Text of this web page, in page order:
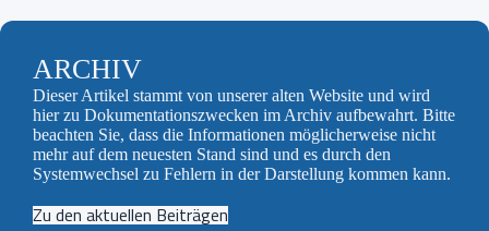
ARCHIV
Dieser Artikel stammt von unserer alten Website und wird
hier zu Dokumentationszwecken im Archiv aufbewahrt. Bitte
beachten Sie, dass die Informationen möglicherweise nicht
mehr auf dem neuesten Stand sind und es durch den
Systemwechsel zu Fehlern in der Darstellung kommen kann.
Zu den aktuellen Beiträgen